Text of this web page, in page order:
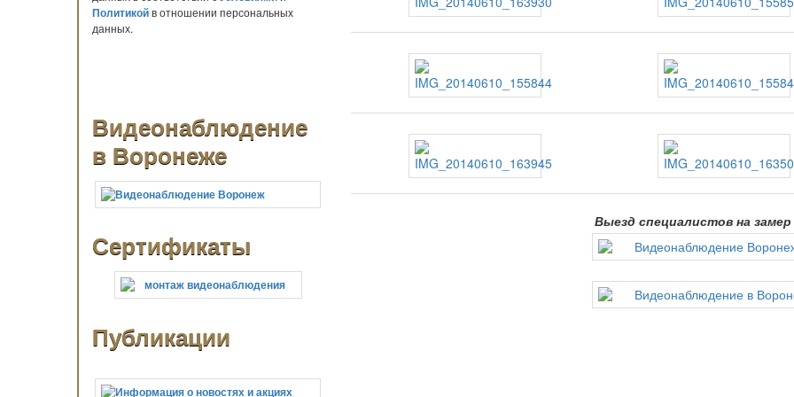
Выезд специалистов на
Политикойв отношении персональных
данных.
Видеонаблюдение
в Воронеже
Сертификаты
Публикации